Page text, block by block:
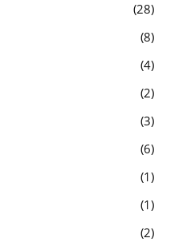
28
8
4
2
3
6
1
1
2